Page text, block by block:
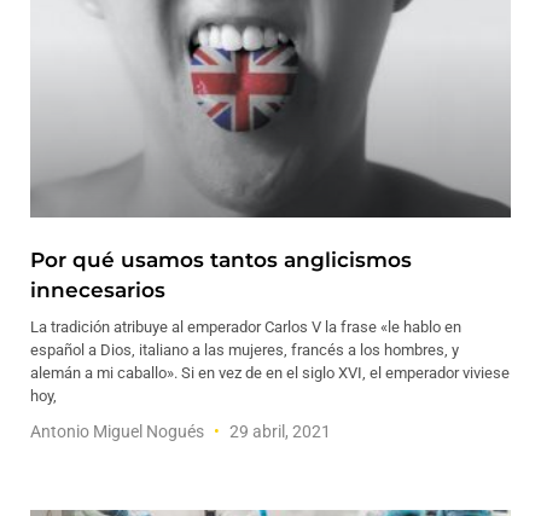
Por qué usamos tantos anglicismos
innecesarios
La tradición atribuye al emperador Carlos V la frase «le hablo en
español a Dios, italiano a las mujeres, francés a los hombres, y
alemán a mi caballo». Si en vez de en el siglo XVI, el emperador viviese
hoy,
Antonio Miguel Nogués 29 abril, 2021